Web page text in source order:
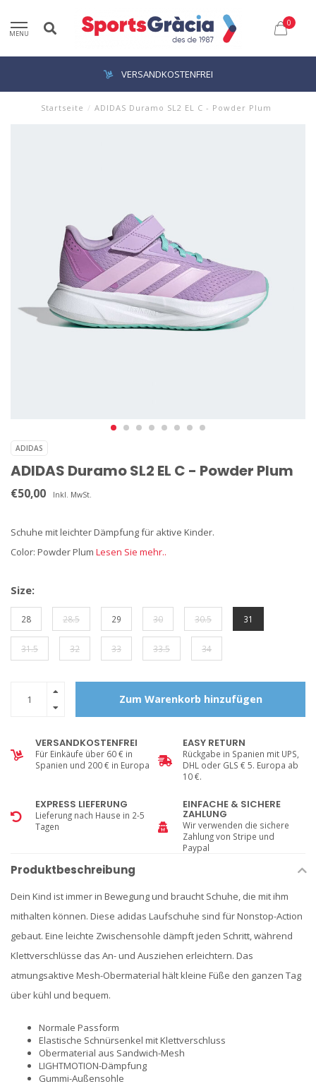
MENU
0
VERSANDKOSTENFREI
Startseite / ADIDAS Duramo SL2 EL C - Powder Plum
ADIDAS
ADIDAS Duramo SL2 EL C - Powder Plum
€50,00 Inkl. MwSt.
Schuhe mit leichter Dämpfung für aktive Kinder.
Color: Powder Plum Lesen Sie mehr..
Size:
28 28.5 29 30 30.5 31
31.5 32 33 33.5 34
Zum Warenkorb hinzufügen
VERSANDKOSTENFREI
Für Einkäufe über 60 € in
Spanien und 200 € in Europa
EASY RETURN
Rückgabe in Spanien mit UPS,
DHL oder GLS € 5. Europa ab
10 €.
EXPRESS LIEFERUNG
Lieferung nach Hause in 2-5
Tagen
EINFACHE & SICHERE
ZAHLUNG
Wir verwenden die sichere
Zahlung von Stripe und
Paypal
Produktbeschreibung
Dein Kind ist immer in Bewegung und braucht Schuhe, die mit ihm
mithalten können. Diese adidas Laufschuhe sind für Nonstop-Action
gebaut. Eine leichte Zwischensohle dämpft jeden Schritt, während
Klettverschlüsse das An- und Ausziehen erleichtern. Das
atmungsaktive Mesh-Obermaterial hält kleine Füße den ganzen Tag
über kühl und bequem.
Normale Passform
Elastische Schnürsenkel mit Klettverschluss
Obermaterial aus Sandwich-Mesh
LIGHTMOTION-Dämpfung
Gummi-Außensohle